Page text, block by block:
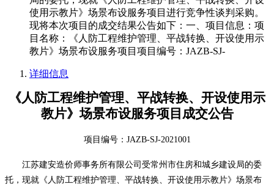
使用示教片》场景布设服务项目进行竞争性谈判采购。
现将本次项目的成交结果公告如下：一、项目信息：项
目名称：《人防工程维护管理、平战转换、开设使用示
教片》场景布设服务项目项目编号：JAZB-SJ-
详细信息
《人防工程维护管理、平战转换、开设使用示
教片》场景布设服务项目 成交公告
项目编号： JAZB-SJ-2021001
江苏建安造价师事务所有限公司 受常州市住房和城乡建设局的委
托，现就 《人防工程维护管理、平战转换、开设使用示教片》场景布